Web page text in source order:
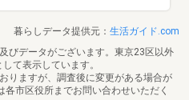
暮らしデータ提供元： 生活ガイド.com
びデータがございます。東京23区以外
て表示しています。
りますが、調査後に変更がある場合が
市区役所までお問い合わせいただく